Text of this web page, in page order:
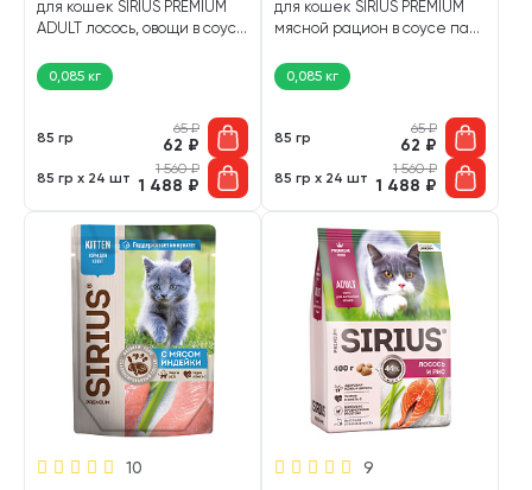
для кошек SIRIUS PREMIUM
ADULT лосось, овощи в соусе
0,085 кг
85 гр
65₽
62 ₽
85 гр х 24 шт
1 560₽
1 488 ₽
для кошек SIRIUS PREMIUM
мясной рацион в соусе пауч
0,085 кг
85 гр
65₽
62 ₽
85 гр х 24 шт
1 560₽
1 488 ₽
10 9